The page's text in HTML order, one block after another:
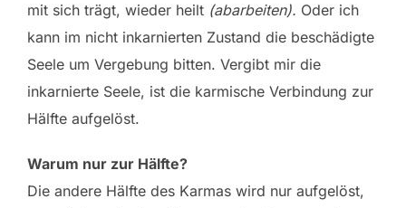
mit sich trägt, wieder heilt (abarbeiten). Oder ich
kann im nicht inkarnierten Zustand die beschädigte
Seele um Vergebung bitten. Vergibt mir die
inkarnierte Seele, ist die karmische Verbindung zur
Hälfte aufgelöst.
Warum nur zur Hälfte?
Die andere Hälfte des Karmas wird nur aufgelöst,